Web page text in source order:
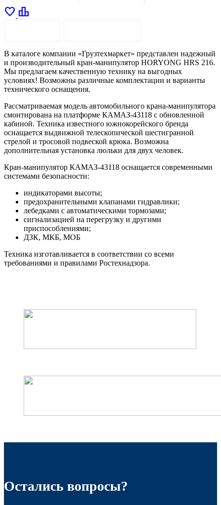
favorite leaderboard
В каталоге компании «Грузтехмаркет» представлен надежный
и производительный кран-манипулятор HORYONG HRS 216.
Мы предлагаем качественную технику на выгодных
условиях! Возможны различные комплектации и варианты
технического оснащения.
Рассматриваемая модель автомобильного крана-манипулятора
смонтирована на платформе КАМАЗ-43118 с обновленной
кабиной. Техника известного южнокорейского бренда
оснащается выдвижной телескопической шестигранной
стрелой и тросовой подвеской крюка. Возможна
дополнительная установка люльки для двух человек.
Кран-манипулятор КАМАЗ-43118 оснащается современными
системами безопасности:
индикаторами высоты;
предохранительными клапанами гидравлики;
лебедками с автоматическими тормозами;
сигнализацией на перегрузку и другими
приспособлениями;
ДЗК, МКБ, МОБ
Техника изготавливается в соответствии со всеми
требованиями и правилами Ростехнадзора.
Остались вопросы?